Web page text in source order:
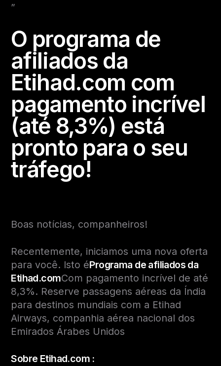
”
O programa de
afiliados da
Etihad.com com
pagamento incrível
(até 8,3%) está
pronto para o seu
tráfego!
Boas notícias, companheiros!
Recentemente, iniciamos uma nova oferta
para você. Isto éPrograma de afiliados da
Etihad.comCom pagamento incrível de até
8,3%. Reserve passagens aéreas da Índia
para destinos mundiais com a Etihad
Airways, companhia aérea nacional dos
Emirados Árabes Unidos
Sobre Etihad.com :